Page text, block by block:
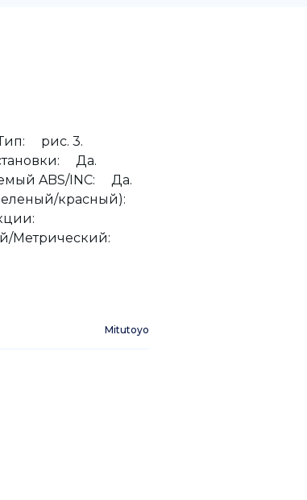
рис. 3.
Да.
ABS/INC: Да.
красный):
Метрический:
Mitutoyo